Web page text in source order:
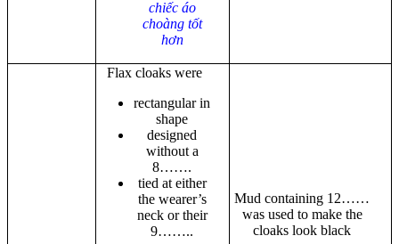
chiếc áo
choàng tốt
hơn
Flax cloaks were
rectangular in
shape
designed
without a
8…….
tied at either
the wearer’s
neck or their
9……..
Mud containing 12……
was used to make the
cloaks look black